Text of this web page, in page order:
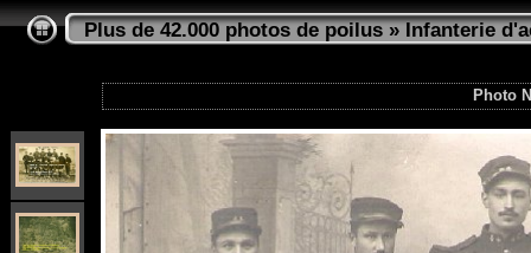
Plus de 42.000 photos de poilus»Infanterie
Photo